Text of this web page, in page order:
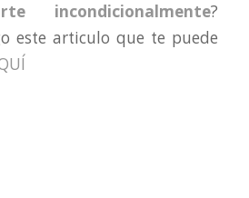
incondicionalmente?
este articulo que te puede